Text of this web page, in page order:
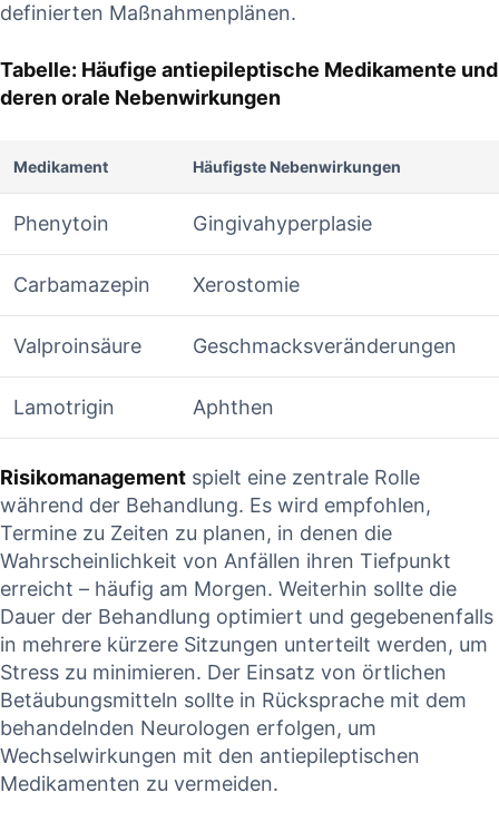
definierten Maßnahmenplänen.
Tabelle: Häufige antiepileptische Medikamente und
deren orale Nebenwirkungen
Medikament Häufigste Nebenwirkungen
Phenytoin Gingivahyperplasie
Carbamazepin Xerostomie
Valproinsäure Geschmacksveränderungen
Lamotrigin Aphthen
Risikomanagement spielt eine zentrale Rolle‍
während der Behandlung. ​Es wird empfohlen,
Termine zu ​Zeiten zu planen, in‌ denen die⁣
Wahrscheinlichkeit von ​Anfällen ihren Tiefpunkt
erreicht – häufig am Morgen. Weiterhin ⁤sollte die
Dauer der Behandlung ⁣optimiert⁢ und gegebenenfalls
in mehrere kürzere Sitzungen unterteilt werden, um
Stress zu minimieren. Der Einsatz ‌von ‍örtlichen
Betäubungsmitteln sollte in Rücksprache mit dem⁤
behandelnden Neurologen‍ erfolgen, ‌um ​
Wechselwirkungen mit⁤ den antiepileptischen
Medikamenten zu ​vermeiden.